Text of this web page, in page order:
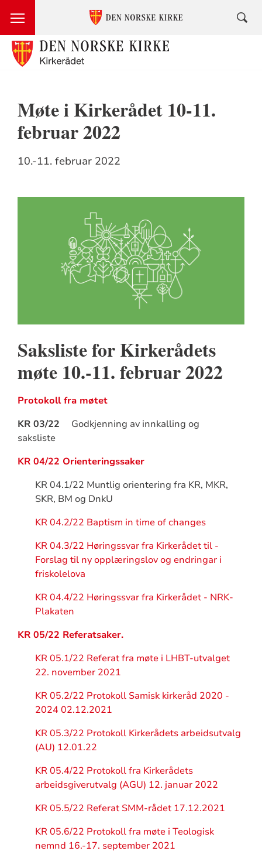
Møte i Kirkerådet 10-11.
februar 2022
10.-11. februar 2022
Saksliste for Kirkerådets
møte 10.-11. februar 2022
Protokoll fra møtet
KR 03/22 Godkjenning av innkalling og
saksliste
KR 04/22 Orienteringssaker
KR 04.1/22 Muntlig orientering fra KR, MKR,
SKR, BM og DnkU
KR 04.2/22 Baptism in time of changes
KR 04.3/22 Høringssvar fra Kirkerådet til -
Forslag til ny opplæringslov og endringar i
friskolelova
KR 04.4/22 Høringssvar fra Kirkerådet - NRK-
Plakaten
KR05/22 Referatsaker.
KR 05.1/22 Referat fra møte i LHBT-utvalget
22. november 2021
KR 05.2/22 Protokoll Samisk kirkeråd 2020 -
2024 02.12.2021
KR 05.3/22 Protokoll Kirkerådets arbeidsutvalg
(AU) 12.01.22
KR 05.4/22 Protokoll fra Kirkerådets
arbeidsgiverutvalg (AGU) 12. januar 2022
KR 05.5/22 Referat SMM-rådet 17.12.2021
KR 05.6/22 Protokoll fra møte i Teologisk
nemnd 16.-17. september 2021